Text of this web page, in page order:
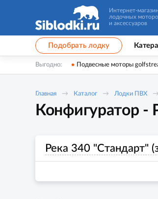
Интернет-
лодочных
и аксессуаров
Подобрать лодку
Выгодно: Подвесные моторы
Главная Каталог Лодки ПВХ
Конфигуратор -
Река 340 "Стандарт"